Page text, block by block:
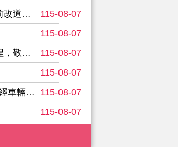
115-08-07
安全
115-08-07
115-08-07
安全
115-08-07
115-08-07
車安全
115-08-07